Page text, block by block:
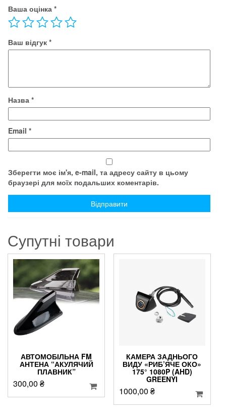
Ваша оцінка *
Ваш відгук *
Назва *
Email *
Зберегти моє ім'я, e-mail, та адресу сайту в цьому
браузері для моїх подальших коментарів.
Супутні товари
АВТОМОБІЛЬНА FM
АНТЕНА “АКУЛЯЧИЙ
ПЛАВНИК”
300,00 ₴
КАМЕРА ЗАДНЬОГО
ВИДУ «РИБ’ЯЧЕ ОКО»
175° 1080P (AHD)
GREENYI
1000,00 ₴